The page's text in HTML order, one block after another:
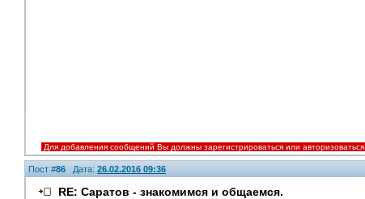
Для добавления сообщений Вы должны зарегистрироваться или авторизоваться
Пост #86 Дата: 26.02.2016 09:36
RE: Саратов - знакомимся и общаемся.